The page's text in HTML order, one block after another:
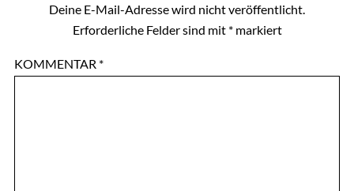
Deine E-Mail-Adresse wird nicht veröffentlicht.
Erforderliche Felder sind mit *markiert
KOMMENTAR *